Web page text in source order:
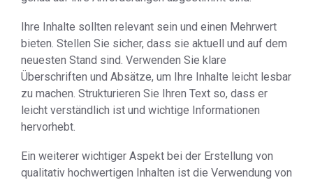
Ihre Inhalte sollten relevant sein und einen Mehrwert
bieten. Stellen Sie sicher, dass sie aktuell und auf dem
neuesten Stand sind. Verwenden Sie klare
Überschriften und Absätze, um Ihre Inhalte leicht lesbar
zu machen. Strukturieren Sie Ihren Text so, dass er
leicht verständlich ist und wichtige Informationen
hervorhebt.
Ein weiterer wichtiger Aspekt bei der Erstellung von
qualitativ hochwertigen Inhalten ist die Verwendung von